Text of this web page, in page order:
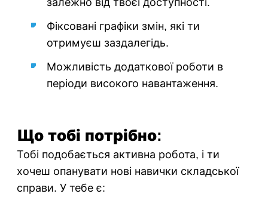
залежно від твоєї доступності.
Фіксовані графіки змін, які ти
отримуєш заздалегідь.
Можливість додаткової роботи в
періоди високого навантаження.
Що тобі потрібно:
Тобі подобається активна робота, і ти
хочеш опанувати нові навички складської
справи. У тебе є: